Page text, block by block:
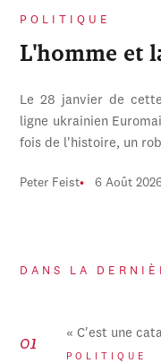
POLITIQUE
L'homme et
Le 28 janvier de
ligne ukrainien
fois de l'histoire, un
Peter Feist 6 Août
DANS LA
« C'est une
POLITIQUE